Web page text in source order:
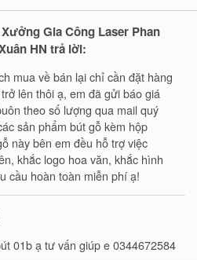
Xưởng Gia Công Laser Phan
HN trả lời:
mua về bán lại chỉ cần đặt hàng
lên thôi ạ, em đã gửi báo giá
theo số lượng qua mail quý
sản phẩm bút gỗ kèm hộp
này bên em đều hỗ trợ việc
khắc logo hoa văn, khắc hình
cầu hoàn toàn miễn phí ạ!
01b ạ tư vấn giúp e 0344672584